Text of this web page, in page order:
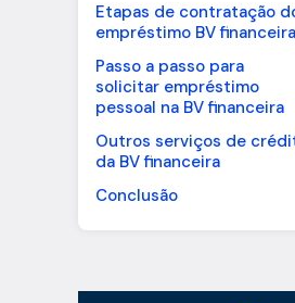
Etapas de contratação
empréstimo BV financeira
Passo a passo para
solicitar empréstimo
pessoal na BV financeira
Outros serviços de
da BV financeira
Conclusão